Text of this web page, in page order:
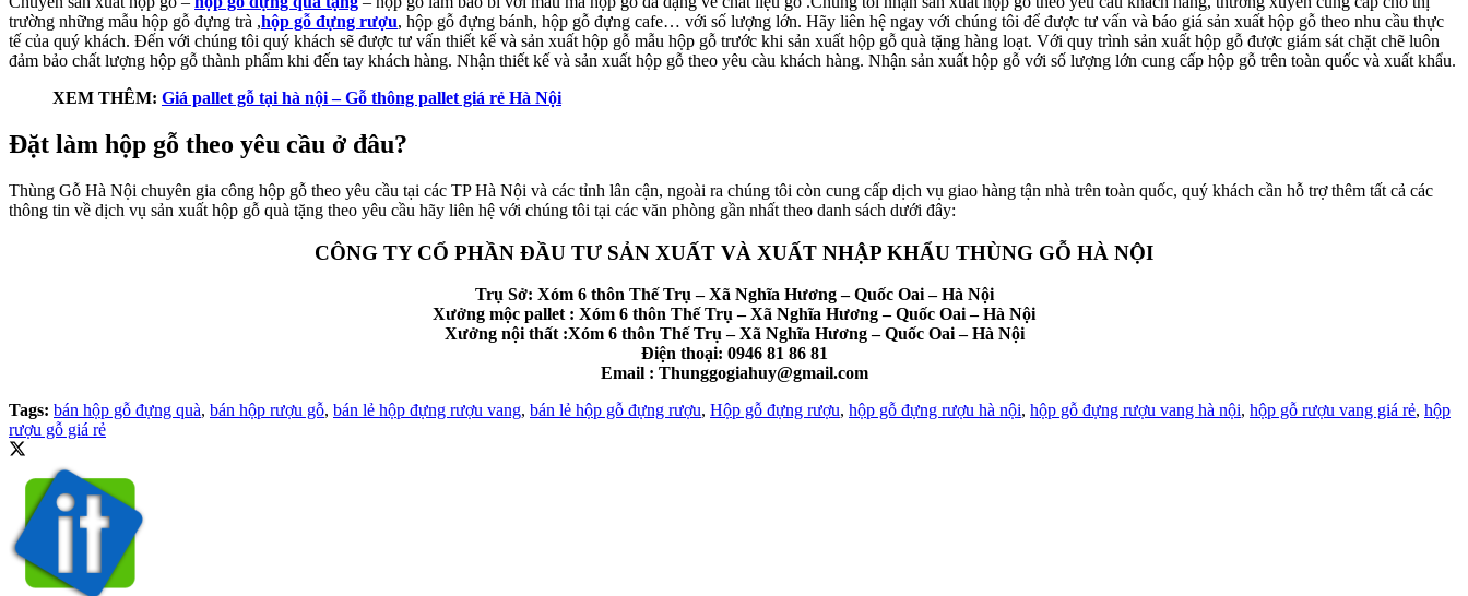
trường những mẫu hộp gỗ đựng trà ,hộp gỗ đựng rượu, hộp gỗ đựng bánh, hộp gỗ đựng cafe… với số lượng lớn. Hãy liên hệ ngay với chúng tôi để được tư vấn và báo giá sản xuất hộp gỗ theo nhu cầu thực
tế của quý khách. Đến với chúng tôi quý khách sẽ được tư vấn thiết kế và sản xuất hộp gỗ mẫu hộp gỗ trước khi sản xuất hộp gỗ quà tặng hàng loạt. Với quy trình sản xuất hộp gỗ được giám sát chặt chẽ luôn
đảm bảo chất lượng hộp gỗ thành phẩm khi đến tay khách hàng. Nhận thiết kế và sản xuất hộp gỗ theo yêu càu khách hàng. Nhận sản xuất hộp gỗ với số lượng lớn cung cấp hộp gỗ trên toàn quốc và xuất khẩu.
XEM THÊM: Giá pallet gỗ tại hà nội – Gỗ thông pallet giá rẻ Hà Nội
Đặt làm hộp gỗ theo yêu cầu ở đâu?
Thùng Gỗ Hà Nội chuyên gia công hộp gỗ theo yêu cầu tại các TP Hà Nội và các tỉnh lân cận, ngoài ra chúng tôi còn cung cấp dịch vụ giao hàng tận nhà trên toàn quốc, quý khách cần hỗ trợ thêm tất cả các
thông tin về dịch vụ sản xuất hộp gỗ quà tặng theo yêu cầu hãy liên hệ với chúng tôi tại các văn phòng gần nhất theo danh sách dưới đây:
CÔNG TY CỔ PHẦN ĐẦU TƯ SẢN XUẤT VÀ XUẤT NHẬP KHẨU THÙNG GỖ HÀ NỘI
Trụ Sở: Xóm 6 thôn Thế Trụ – Xã Nghĩa Hương – Quốc Oai – Hà Nội
Xưởng mộc pallet : Xóm 6 thôn Thế Trụ – Xã Nghĩa Hương – Quốc Oai – Hà Nội
Xưởng nội thất :Xóm 6 thôn Thế Trụ – Xã Nghĩa Hương – Quốc Oai – Hà Nội
Điện thoại: 0946 81 86 81
Email : Thunggogiahuy@gmail.com
Tags: bán hộp gỗ đựng quà, bán hộp rượu gỗ, bán lẻ hộp đựng rượu vang, bán lẻ hộp gỗ đựng rượu, Hộp gỗ đựng rượu, hộp gỗ đựng rượu hà nội, hộp gỗ đựng rượu vang hà nội, hộp gỗ rượu vang giá rẻ, hộp
rượu gỗ giá rẻ